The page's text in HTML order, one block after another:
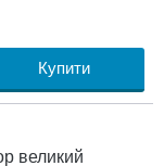
Купити
великий